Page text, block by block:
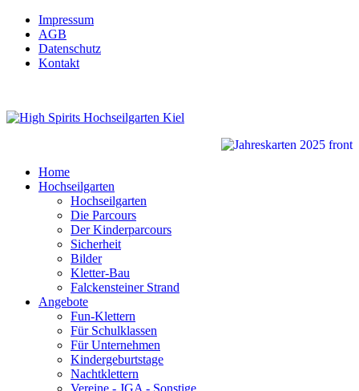
Impressum
AGB
Datenschutz
Kontakt
Home
Hochseilgarten
Hochseilgarten
Die Parcours
Der Kinderparcours
Sicherheit
Bilder
Kletter-Bau
Falckensteiner Strand
Angebote
Fun-Klettern
Für Schulklassen
Für Unternehmen
Kindergeburtstage
Nachtklettern
Vereine - JGA - Sonstige